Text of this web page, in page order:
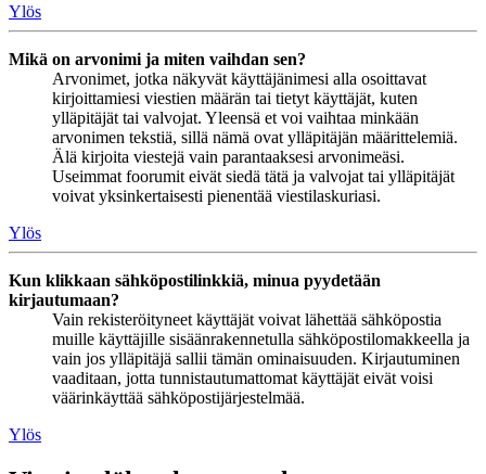
Ylös
Mikä on arvonimi ja miten vaihdan sen?
Arvonimet, jotka näkyvät käyttäjänimesi alla osoittavat
kirjoittamiesi viestien määrän tai tietyt käyttäjät, kuten
ylläpitäjät tai valvojat. Yleensä et voi vaihtaa minkään
arvonimen tekstiä, sillä nämä ovat ylläpitäjän määrittelemiä.
Älä kirjoita viestejä vain parantaaksesi arvonimeäsi.
Useimmat foorumit eivät siedä tätä ja valvojat tai ylläpitäjät
voivat yksinkertaisesti pienentää viestilaskuriasi.
Ylös
Kun klikkaan sähköpostilinkkiä, minua pyydetään
kirjautumaan?
Vain rekisteröityneet käyttäjät voivat lähettää sähköpostia
muille käyttäjille sisäänrakennetulla sähköpostilomakkeella ja
vain jos ylläpitäjä sallii tämän ominaisuuden. Kirjautuminen
vaaditaan, jotta tunnistautumattomat käyttäjät eivät voisi
väärinkäyttää sähköpostijärjestelmää.
Ylös